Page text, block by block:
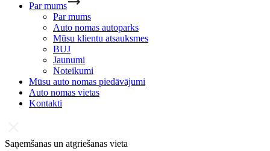
Par mums
Par mums
Auto nomas autoparks
Mūsu klientu atsauksmes
BUJ
Jaunumi
Noteikumi
Mūsu auto nomas piedāvājumi
Auto nomas vietas
Kontakti
Saņemšanas un atgriešanas vieta